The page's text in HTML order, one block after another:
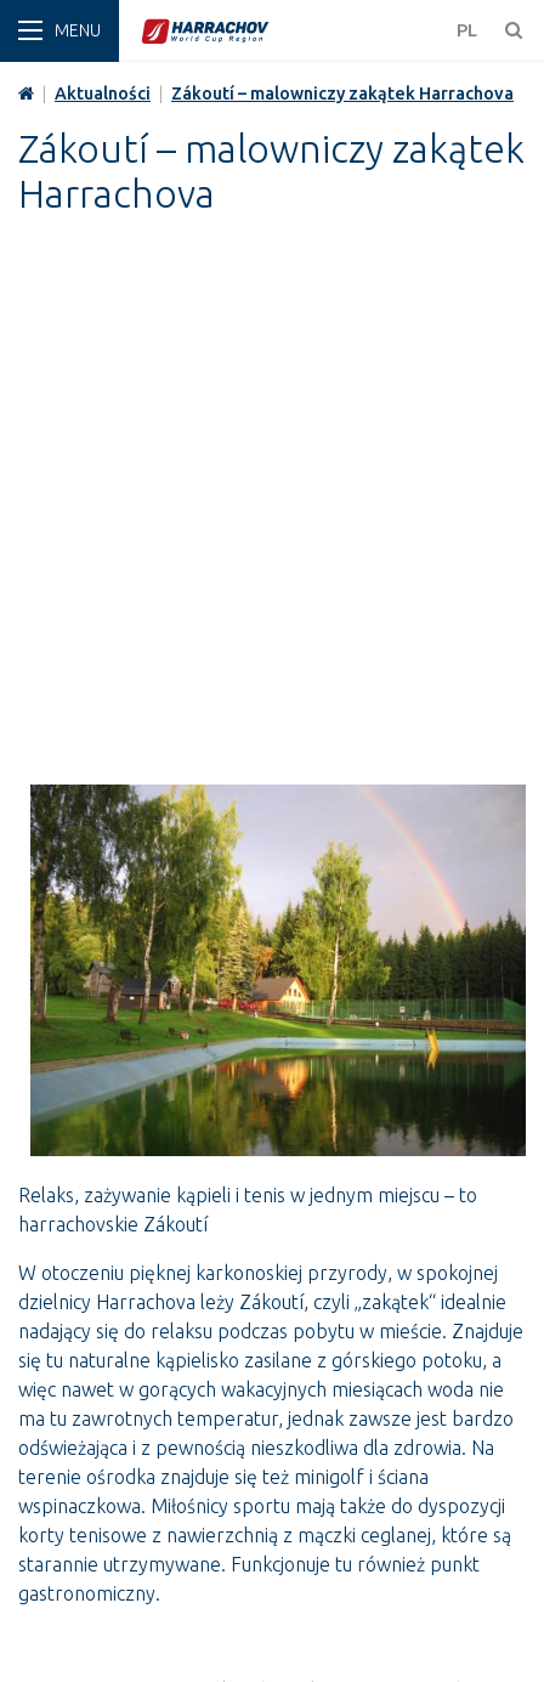
PL
ZIMA
Aktualności Zákoutí – malowniczy zakątek Harrachova
Zákoutí – malowniczy zakątek
Harrachova
Relaks, zażywanie kąpieli i tenis w jednym miejscu – to
harrachovskie Zákoutí
W otoczeniu pięknej karkonoskiej przyrody, w spokojnej
dzielnicy Harrachova leży Zákoutí, czyli „zakątek“ idealnie
nadający się do relaksu podczas pobytu w mieście. Znajduje
się tu naturalne kąpielisko zasilane z górskiego potoku, a
więc nawet w gorących wakacyjnych miesiącach woda nie
ma tu zawrotnych temperatur, jednak zawsze jest bardzo
odświeżająca i z pewnością nieszkodliwa dla zdrowia. Na
terenie ośrodka znajduje się też minigolf i ściana
wspinaczkowa. Miłośnicy sportu mają także do dyspozycji
korty tenisowe z nawierzchnią z mączki ceglanej, które są
starannie utrzymywane. Funkcjonuje tu również punkt
gastronomiczny.